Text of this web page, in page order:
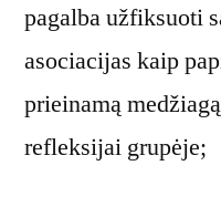
pagalba užfiksuoti
asociacijas kaip
prieinamą
refleksijai grupėje;